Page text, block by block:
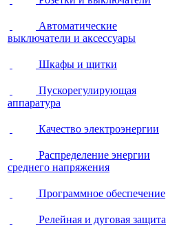
Автоматические
выключатели и аксессуары
Шкафы и щитки
Пускорегулирующая
аппаратура
Качество электроэнергии
Распределение энергии
среднего напряжения
Программное обеспечение
Релейная и дуговая защита